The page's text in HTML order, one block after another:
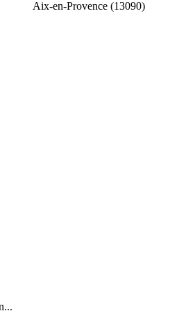
Aix-en-Provence (13090)